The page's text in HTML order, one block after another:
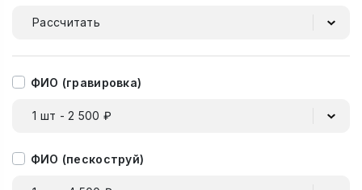
Рассчитать
ФИО (гравировка)
1 шт - 2 500 ₽
ФИО (пескоструй)